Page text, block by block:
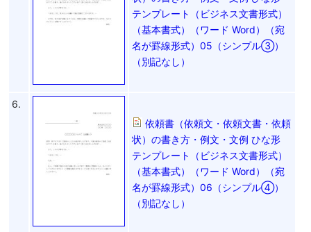
テンプレート（ビジネス文書形式）
（基本書式）（ワード Word）（宛
名が罫線形式）05（シンプル③）
（別記なし）
6.
依頼書（依頼文・依頼文書・依頼
状）の書き方・例文・文例 ひな形
テンプレート（ビジネス文書形式）
（基本書式）（ワード Word）（宛
名が罫線形式）06（シンプル④）
（別記なし）